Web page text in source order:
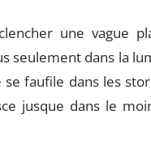
une vague
seulement dans la
faufile dans les
jusque dans le